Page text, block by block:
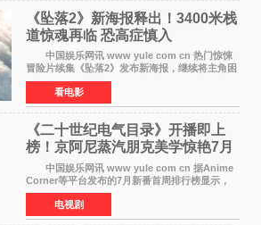
《坠落2》新海报释出！3400米栈
道惊魂再临 恐高症慎入
中国娱乐网讯 www yule com cn 热门惊悚
冒险片续集《坠落2》发布新海报，继续将主角困
于绝境高处——这一次，是摇摇欲坠的徒步栈
道。该片将于今年9月2日北美上映，恐高症患者
请提前做好心理
看电影
《二十世纪电气目录》开播即上
榜！京阿尼蒸汽朋克美学惊艳7月
新番季
中国娱乐网讯 www yule com cn 据Anime
Corner等平台发布的7月新番首周排行榜显示，
由京都动画制作的《二十世纪电气目录》在多个
榜单中表现亮眼，位列AniLab全球TOP10第十
名。该剧改编自结
电视剧